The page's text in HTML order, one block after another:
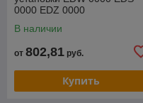
0000 EDZ 0000
В наличии
от 802,81 руб.
Купить